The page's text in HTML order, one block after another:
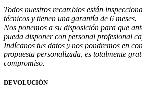
Todos nuestros recambios están
técnicos y tienen una garantía de 6 meses.
Nos ponemos a su disposición para que
pueda disponer con personal profesional
Indícanos tus datos y nos pondremos en
propuesta personalizada, es totalmente
compromiso.
DEVOLUCIÓN